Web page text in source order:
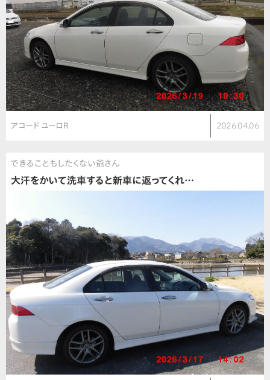
アコード ユーロR 2026.04.06
できることもしたくない爺さん
大汗をかいて洗車すると新車に返ってくれ…